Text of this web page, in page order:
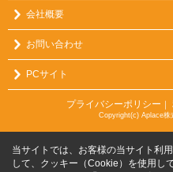
会社概要
お問い合わせ
PCサイト
プライバシーポリシー ｜
Copyright(c) Aplace株
当サイトでは、お客様の当サイト利
して、クッキー（Cookie）を使用し